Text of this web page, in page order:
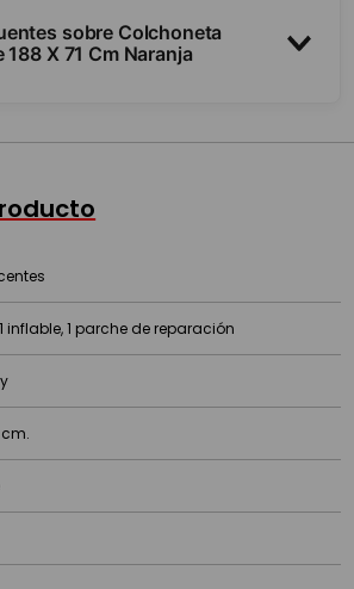
sobre Colchoneta
X 71 Cm Naranja
1 inflable, 1 parche de reparación
cm.